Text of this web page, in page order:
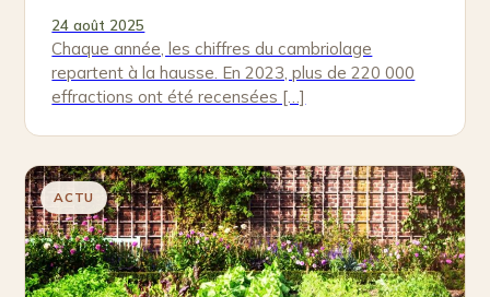
24 août 2025
Chaque année, les chiffres du cambriolage
repartent à la hausse. En 2023, plus de 220 000
effractions ont été recensées […]
ACTU